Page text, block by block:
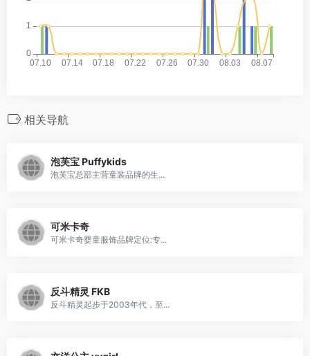
相关导航
泡芙宝 Puffykids
泡芙宝总部主营童装品牌的生...
可米卡奇
可米卡奇婴童服饰品牌定位:专...
反斗精灵 FKB
反斗精灵起步于2003年代，至...